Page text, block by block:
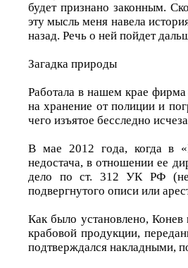
будет признано законным.
эту мысль меня навела
назад. Речь о ней пойдет
Загадка природы
Работала в нашем крае
на хранение от полиции и
чего изъятое бесследно
В мае 2012 года, когда в
недостача, в отношении ее
дело по ст. 312 УК РФ
подвергнутого описи или
Как было установлено, Конев
крабовой продукции,
подтверждался накладными,